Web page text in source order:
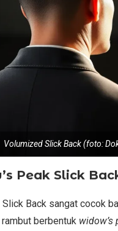
Volumized Slick Back (foto:
Peak Slick
Slick Back sangat cocok
berbentuk widow’s